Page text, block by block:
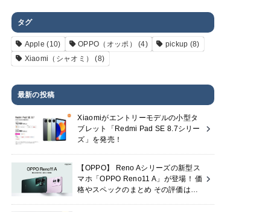
タグ
Apple (10) OPPO（オッポ） (4) pickup (8)
Xiaomi（シャオミ）
(8)
最新の投稿
Xiaomiがエントリーモデルの小型タ
ブレット「Redmi Pad SE 8.7シリー
ズ」を発売！
【OPPO】 Reno Aシリーズの新型ス
マホ「OPPO Reno11 A」が登場！ 価
格やスペックのまとめ その評価は…